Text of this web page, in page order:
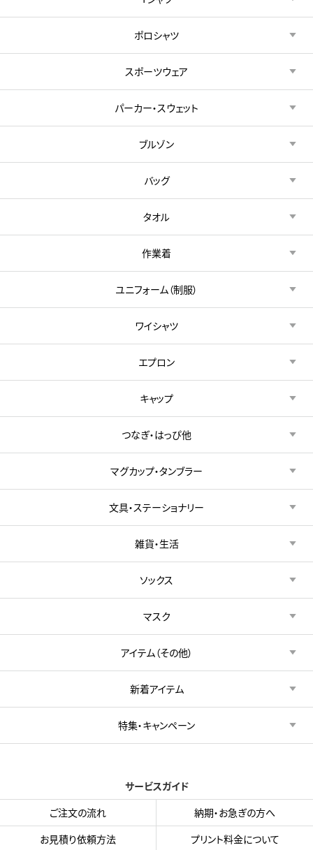
ポロシャツ
スポーツウェア
パーカー・スウェット
ブルゾン
バッグ
タオル
作業着
ユニフォーム（制服）
ワイシャツ
エプロン
キャップ
つなぎ・はっぴ他
マグカップ・タンブラー
文具・ステーショナリー
雑貨・生活
ソックス
マスク
アイテム（その他）
新着アイテム
特集・キャンペーン
サービスガイド
ご注文の流れ
納期・お急ぎの方へ
お見積り依頼方法
プリント料金について